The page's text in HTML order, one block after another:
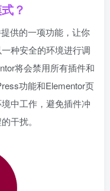
？
供的一项功能，让你
种安全的环境进行调
将会禁用所有插件和
功能和Elementor页
中工作，避免插件冲
干扰。